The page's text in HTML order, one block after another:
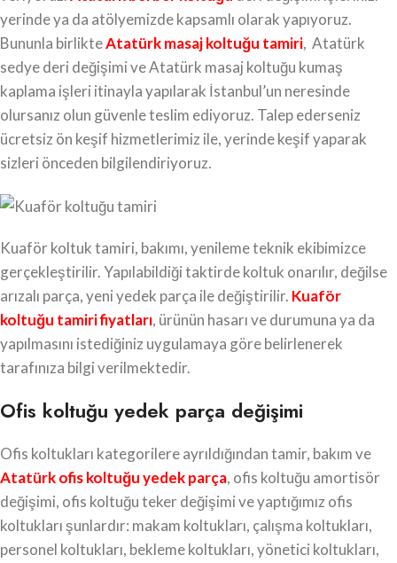
yerinde ya da atölyemizde kapsamlı olarak yapıyoruz.
Bununla birlikteAtatürk masaj koltuğu tamiri, Atatürk
sedye deri değişimi ve Atatürk masaj koltuğu kumaş
kaplama işleri itinayla yapılarak İstanbul’un neresinde
olursanız olun güvenle teslim ediyoruz. Talep ederseniz
ücretsiz ön keşif hizmetlerimiz ile, yerinde keşif yaparak
sizleri önceden bilgilendiriyoruz.
Kuaför koltuk tamiri, bakımı, yenileme teknik ekibimizce
gerçekleştirilir. Yapılabildiği taktirde koltuk onarılır, değilse
arızalı parça, yeni yedek parça ile değiştirilir. Kuaför
koltuğu tamiri fiyatları, ürünün hasarı ve durumuna ya da
yapılmasını istediğiniz uygulamaya göre belirlenerek
tarafınıza bilgi verilmektedir.
Ofis koltuğu yedek parça değişimi
Ofis koltukları kategorilere ayrıldığından tamir, bakım ve
Atatürk ofis koltuğu yedek parça, ofis koltuğu amortisör
değişimi, ofis koltuğu teker değişimi ve yaptığımız ofis
koltukları şunlardır: makam koltukları, çalışma koltukları,
personel koltukları, bekleme koltukları, yönetici koltukları,